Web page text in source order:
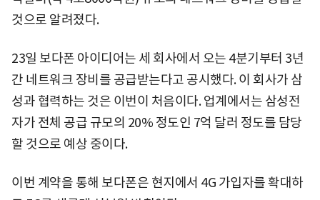
것으로 알려졌다.
23일 보다폰 아이디어는 세 회사에서 오는 4분기부터 3년
간 네트워크 장비를 공급받는다고 공시했다. 이 회사가 삼
성과 협력하는 것은 이번이 처음이다. 업계에서는 삼성전
자가 전체 공급 규모의 20% 정도인 7억 달러 정도를 담당
할 것으로 예상 중이다.
이번 계약을 통해 보다폰은 현지에서 4G 가입자를 확대하